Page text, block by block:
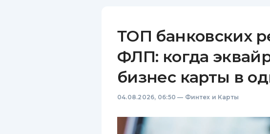
ТОП банковских
ФЛП: когда
бизнес карты в
04.08.2026, 06:50 — Финтех и Карты